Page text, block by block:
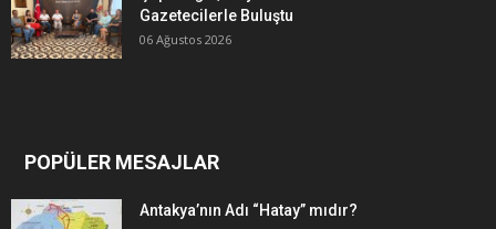
Gazetecilerle Buluştu
06 Ağustos 2026
POPÜLER MESAJLAR
Antakya’nın Adı “Hatay” mıdır?